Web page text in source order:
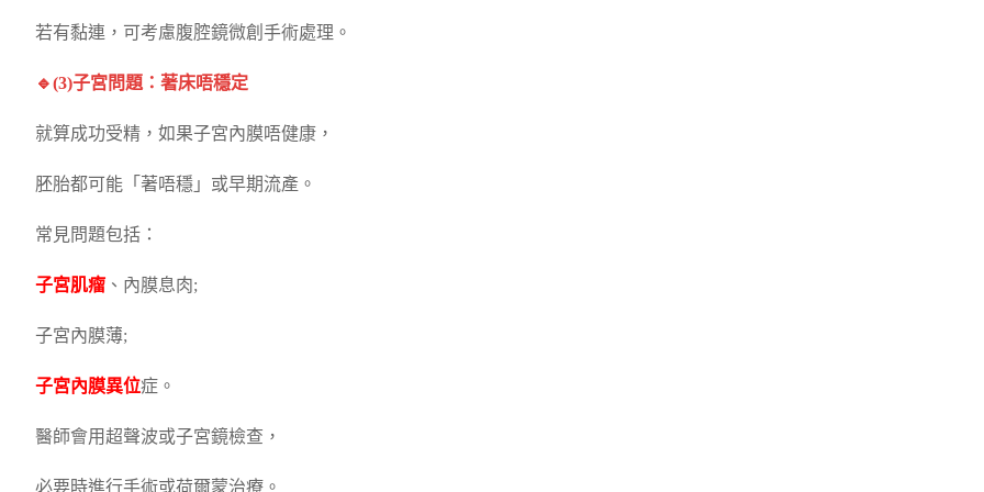
若有黏連，可考慮腹腔鏡微創手術處理。
🔹(3)子宮問題：著床唔穩定
就算成功受精，如果子宮內膜唔健康，
胚胎都可能「著唔穩」或早期流產。
常見問題包括：
子宮肌瘤 、內膜息肉;
子宮內膜薄;
子宮內膜異位症。
醫師會用超聲波或子宮鏡檢查，
必要時進行手術或荷爾蒙治療。